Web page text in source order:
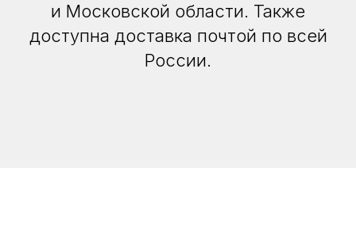
и Московской области. Также
доступна доставка почтой по всей
России.